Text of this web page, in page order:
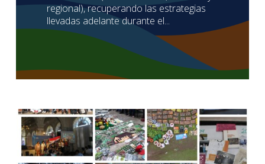
regional), recuperando las estrategias
llevadas adelante durante el...